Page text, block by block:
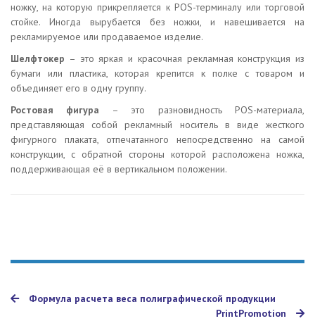
ножку, на которую прикрепляется к POS-терминалу или торговой
стойке. Иногда вырубается без ножки, и навешивается на
рекламируемое или продаваемое изделие.
Шелфтокер – это яркая и красочная рекламная конструкция из
бумаги или пластика, которая крепится к полке с товаром и
объединяет его в одну группу.
Ростовая фигура – это разновидность POS-материала,
представляющая собой рекламный носитель в виде жесткого
фигурного плаката, отпечатанного непосредственно на самой
конструкции, с обратной стороны которой расположена ножка,
поддерживающая её в вертикальном положении.
Формула расчета веса полиграфической продукции
PrintPromotion